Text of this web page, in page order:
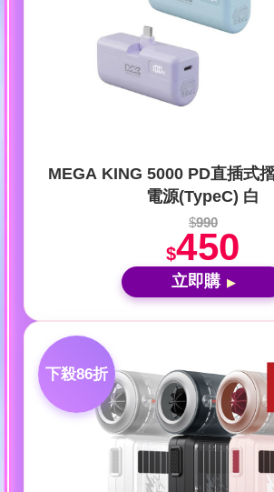
MEGA KING 5000 PD直插式
電源(TypeC) 白
$990
$450
立即購 ▶
下殺86折